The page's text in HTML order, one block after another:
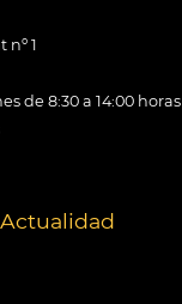
nº 1
de 8:30 a 14:00 horas
Actualidad